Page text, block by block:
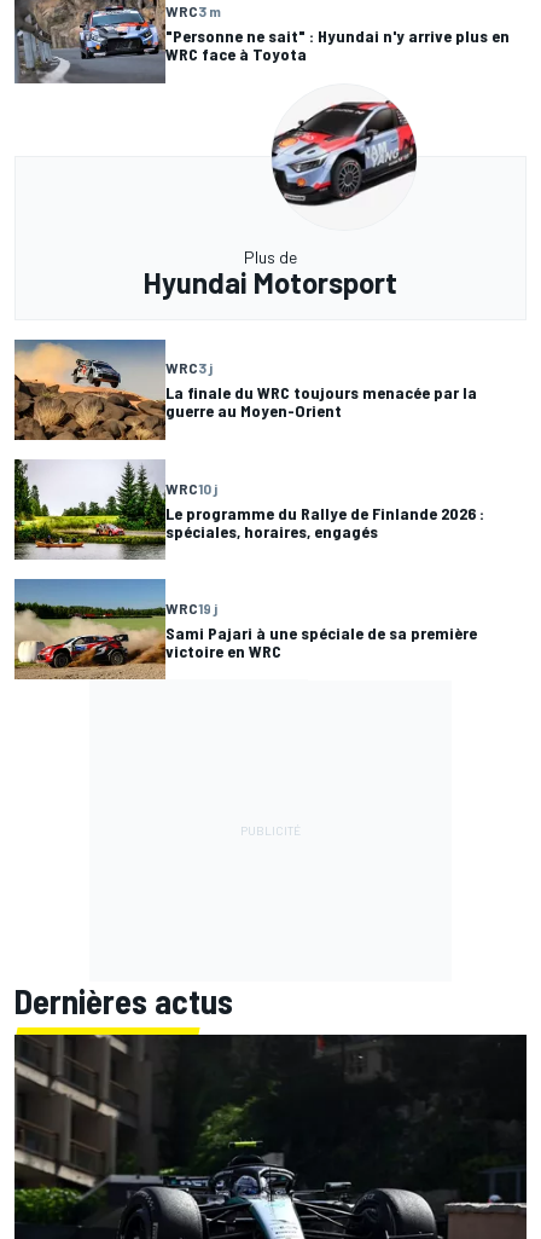
WRC3 m
"Personne ne sait" : Hyundai n'y arrive plus en
WRC face à Toyota
Plus de
Hyundai Motorsport
WRC3 j
La finale du WRC toujours menacée par la
guerre au Moyen-Orient
WRC10 j
Le programme du Rallye de Finlande 2026 :
spéciales, horaires, engagés
WRC19 j
Sami Pajari à une spéciale de sa première
victoire en WRC
Dernières actus